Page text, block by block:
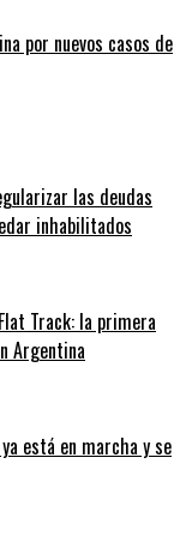
por nuevos casos de
las deudas
inhabilitados
Track: la primera
Argentina
está en marcha y se